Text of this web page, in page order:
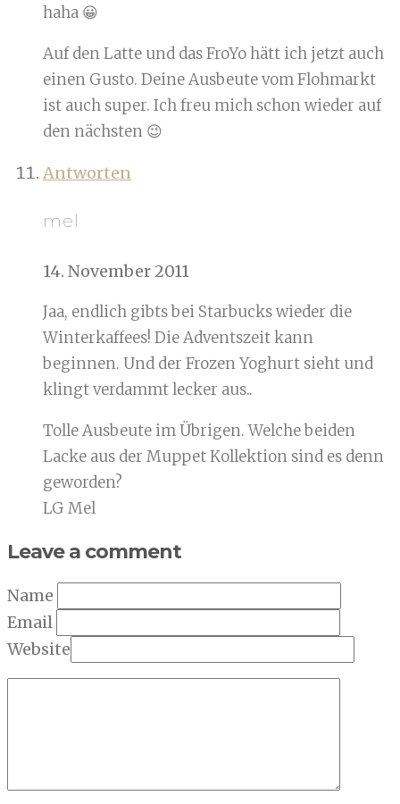
haha 😀
Auf den Latte und das FroYo hätt ich jetzt auch
einen Gusto. Deine Ausbeute vom Flohmarkt
ist auch super. Ich freu mich schon wieder auf
den nächsten 😉
Antworten
mel
14. November 2011
Jaa, endlich gibts bei Starbucks wieder die
Winterkaffees! Die Adventszeit kann
beginnen. Und der Frozen Yoghurt sieht und
klingt verdammt lecker aus..
Tolle Ausbeute im Übrigen. Welche beiden
Lacke aus der Muppet Kollektion sind es denn
geworden?
LG Mel
Leave a comment
Name
Email
Website